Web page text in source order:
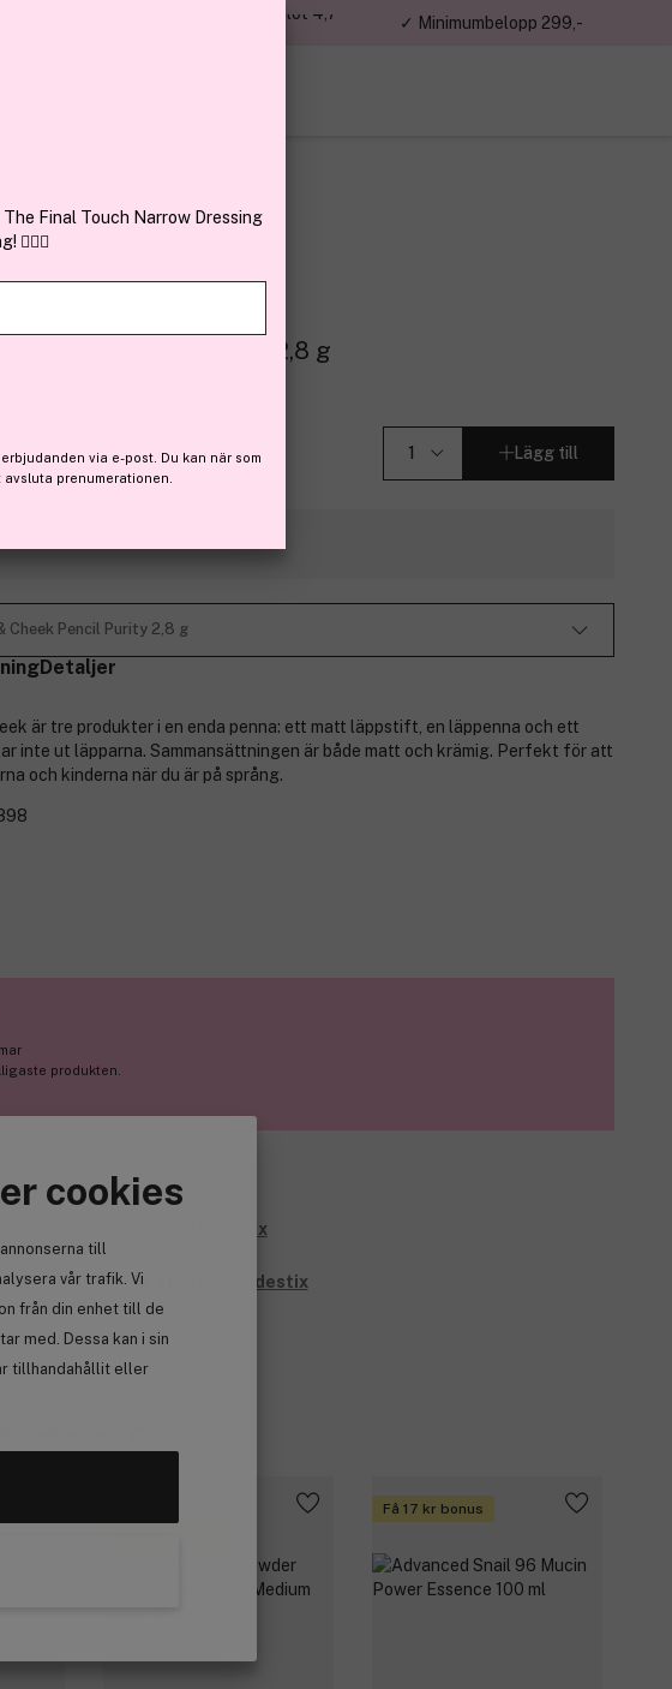
cookies
till
vår trafik. Vi
från din enhet till de
med. Dessa kan i sin
tillhandahållit eller
✓ Över 1,5 miljon kunder – Trustpilot 4,7
✓ Minimumbelopp 299,-
& Cheek Pencil Purity 2,8 g
Lägg till
Cheek Pencil Purity 2,8 g
Detaljer
är tre produkter i en enda penna: ett matt läppstift, en läppenna och ett
inte ut läpparna. Sammansättningen är både matt och krämig. Perfekt för att
och kinderna när du är på språng.
produkten.
Se allt från Nudestix
Få 17 kr bonus
Final Touch Narrow Dressing
💇‍♀️✨
via e-post. Du kan när som
prenumerationen.